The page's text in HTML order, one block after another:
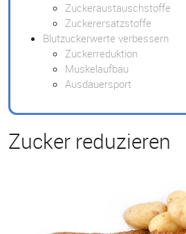
Zuckeraustauschstoffe
Zuckerersatzstoffe
Blutzuckerwerte verbessern
Zuckerreduktion
Muskelaufbau
Ausdauersport
Zucker reduzieren